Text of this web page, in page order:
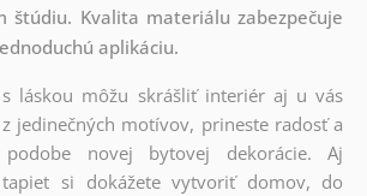
štúdiu. Kvalita materiálu zabezpečuje
aplikáciu.
s láskou môžu skrášliť interiér aj u vás
jedinečných motívov, prineste radosť a
novej bytovej dekorácie. Aj
tapiet si dokážete vytvoriť domov, do